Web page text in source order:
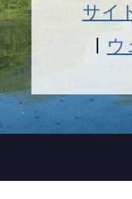
サイ
ウ